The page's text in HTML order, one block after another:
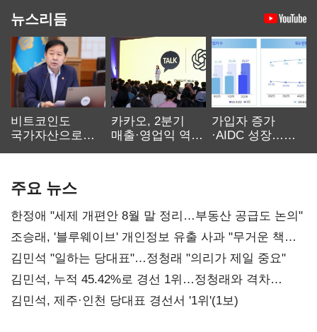
뉴스리듬
비트코인도
국가자산으로…'
카카오, 2분기
매출·영업익 역대
가입자 증가
·AIDC 성장…
주요 뉴스
한정애 "세제 개편안 8월 말 정리…부동산 공급도 논의"
조승래, '블루웨이브' 개인정보 유출 사과 "무거운 책임
통감"
김민석 "일하는 당대표"…정청래 "의리가 제일 중요"
김민석, 누적 45.42%로 경선 1위…정청래와 격차
0.86%p(2보)
김민석, 제주·인천 당대표 경선서 '1위'(1보)